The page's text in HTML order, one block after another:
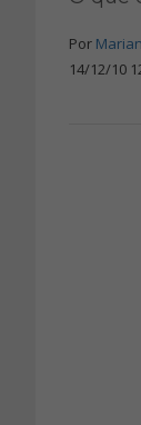
Por
14/12/10